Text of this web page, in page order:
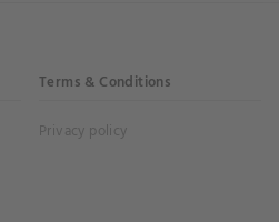
Terms & Conditions
Privacy policy